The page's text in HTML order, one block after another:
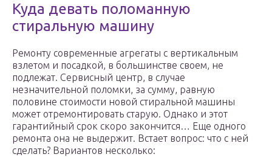
Куда девать поломанную
стиральную машину
Ремонту современные агрегаты с вертикальным
взлетом и посадкой, в большинстве своем, не
подлежат. Сервисный центр, в случае
незначительной поломки, за сумму, равную
половине стоимости новой стиральной машины
может отремонтировать старую. Однако и этот
гарантийный срок скоро закончится… Еще одного
ремонта она не выдержит. Встает вопрос: что с ней
сделать? Вариантов несколько: